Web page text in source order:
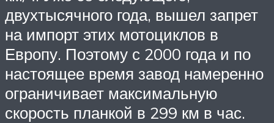
двухтысячного года, вышел запрет
на импорт этих мотоциклов в
Европу. Поэтому с 2000 года и по
настоящее время завод намеренно
ограничивает максимальную
скорость планкой в 299 км в час.